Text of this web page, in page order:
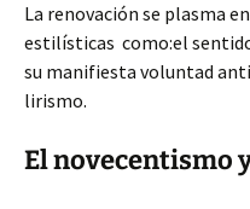
La renovación se plasma
estilísticas como:el
su manifiesta voluntad
lirismo.
El novecentismo